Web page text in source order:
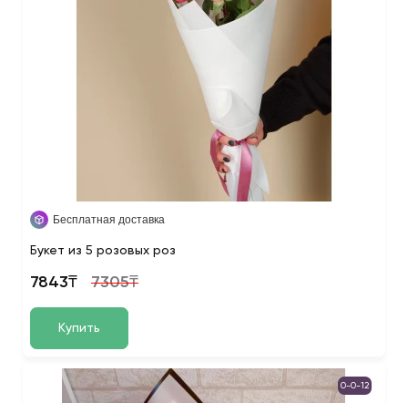
Бесплатная доставка
Букет из 5 розовых роз
7843₸ 7305₸
Купить
0-0-12